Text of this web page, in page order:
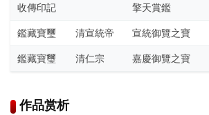
收傳印記
擎天賞鑑
鑑藏寶璽
清宣統帝
宣統御覽之寶
鑑藏寶璽
清仁宗 嘉慶御覽之寶
作品赏析